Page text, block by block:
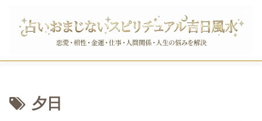
夕日